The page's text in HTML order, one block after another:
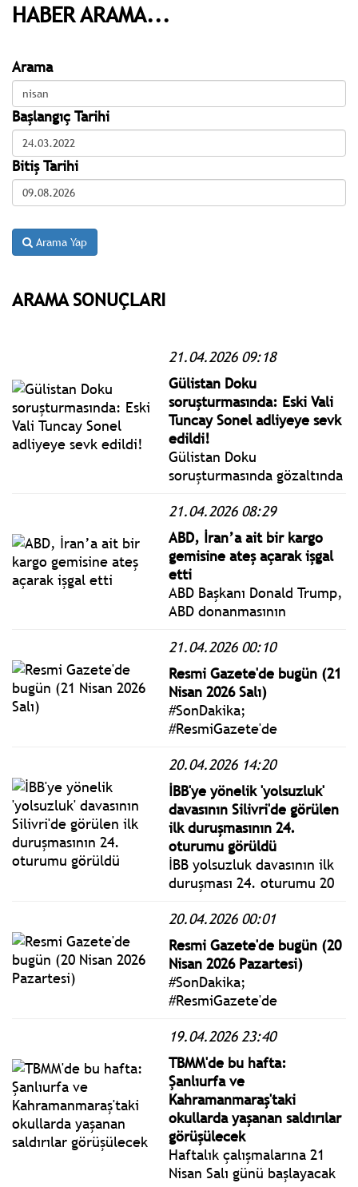
HABER ARAMA...
Arama
Başlangıç Tarihi
Bitiş Tarihi
Arama Yap
ARAMA SONUÇLARI
21.04.2026 09:18
Gülistan Doku
soruşturmasında: Eski Vali
Tuncay Sonel adliyeye sevk
edildi!
Gülistan Doku
soruşturmasında gözaltında
Tuncay Sonel adliyeye sevk
edildi
21.04.2026 08:29
ABD, İran’a ait bir kargo
gemisine ateş açarak işgal
etti
ABD Başkanı Donald Trump,
ABD donanmasının
İran’a ait bir kargo
gemisine ateş açarak
müdahalede bulunduklarını
açıkladı.
21.04.2026 00:10
Resmi Gazete'de bugün (21
Nisan 2026 Salı)
#SonDakika;
#ResmiGazete'de
Salı yönetmelik, genelge
ve tebliğler
takip edebilirsiniz.
20.04.2026 14:20
İBB'ye yönelik 'yolsuzluk'
davasının Silivri'de görülen
ilk duruşmasının 24.
oturumu görüldü
İBB yolsuzluk davasının ilk
duruşması 24. oturumu 20
Silivri'de görüldü. İBB
Başkan Ekrem İmamoğlu ile
tutuklu sanıklar hakim
karşısında savunma
yapmaya devam ediyor.
20.04.2026 00:01
Resmi Gazete'de bugün (20
Nisan 2026 Pazartesi)
#SonDakika;
#ResmiGazete'de
Pazartesi yönetmelik,
genelge ve tebliğler
takip edebilirsiniz.
19.04.2026 23:40
TBMM'de bu hafta:
Şanlıurfa ve
Kahramanmaraş'taki
okullarda yaşanan saldırılar
görüşülecek
Haftalık çalışmalarına 21
Nisan Salı günü başlayacak